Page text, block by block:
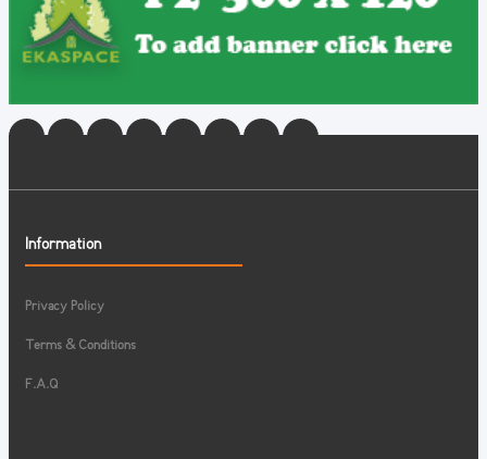
Information
Privacy Policy
Terms & Conditions
F.A.Q